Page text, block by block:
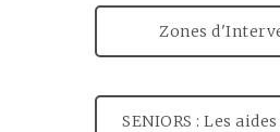
Zones
SENIORS : Les